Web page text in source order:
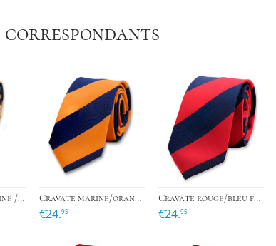
›
Cravate bleu marine / jaune
›
Cravate marine/orange
€24.95
Cravate rouge/bleu foncé
€24.95